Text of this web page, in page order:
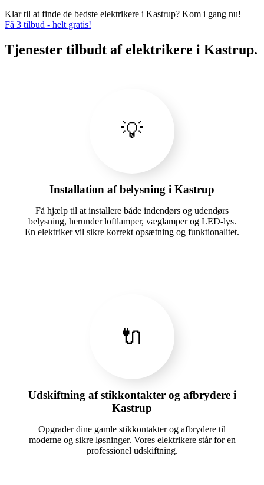
Klar til at finde de bedste elektrikere i Kastrup? Kom i gang nu!
Få 3 tilbud - helt gratis!
Tjenester tilbudt af elektrikere i Kastrup.
💡
Installation af belysning i Kastrup
Få hjælp til at installere både indendørs og udendørs
belysning, herunder loftlamper, væglamper og LED-lys.
En elektriker vil sikre korrekt opsætning og funktionalitet.
🔌
Udskiftning af stikkontakter og afbrydere i
Kastrup
Opgrader dine gamle stikkontakter og afbrydere til
moderne og sikre løsninger. Vores elektrikere står for en
professionel udskiftning.